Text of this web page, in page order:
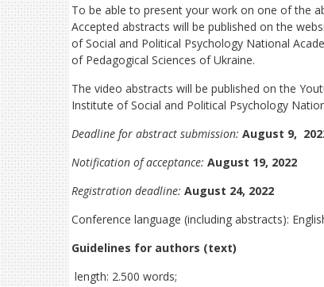
To be able to present your work on one of the
Accepted abstracts will be published on the
of Social and Political Psychology National
of Pedagogical Sciences of Ukraine.
The video abstracts will be published on the
Institute of Social and Political Psychology
Deadline for abstract submission: August 9,
Notification of acceptance: August 19, 2022
Registration deadline: August 24, 2022
Conference language (including abstracts):
Guidelines for authors (text)
length: 2.500 words;